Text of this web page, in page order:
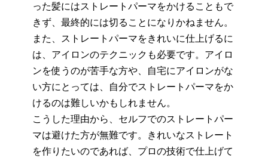
った髪にはストレートパーマをかけること もで
きず、最終的には切ることになりかねません。
また、ストレートパーマをきれいに仕上げるに
は、アイロンのテクニックも必要です。アイロ
ンを使うのが苦手な方や、自宅にアイロンがな
い方にとっては、自分でストレートパーマをか
けるのは難しいかもしれません。
こうした理由から、セルフでのストレートパー
マは避けた方が無難です。きれいなストレート
を作りたいのであれば、プロの技術で仕上げて